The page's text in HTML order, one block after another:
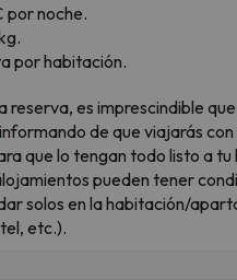
por noche.
por habitación.
reserva, es imprescindible
informando de que viajarás
que lo tengan todo listo a tu
pueden tener
solos en la habitación/
etc.).